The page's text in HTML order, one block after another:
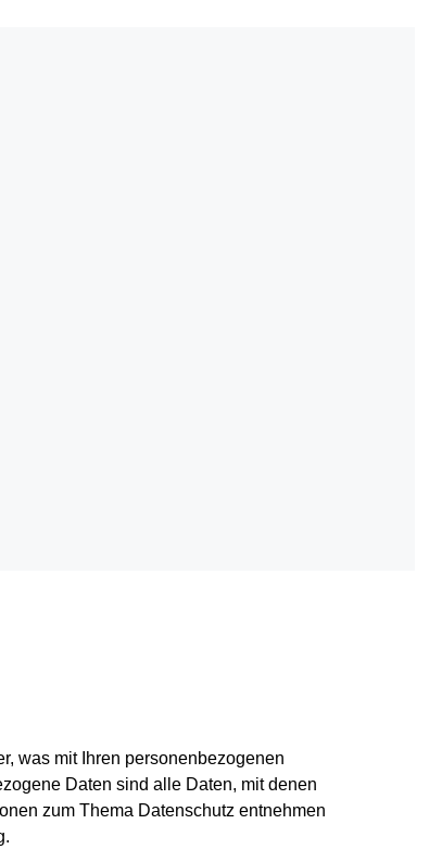
was mit Ihren personenbezogenen
Daten sind alle Daten, mit denen
zum Thema Datenschutz entnehmen